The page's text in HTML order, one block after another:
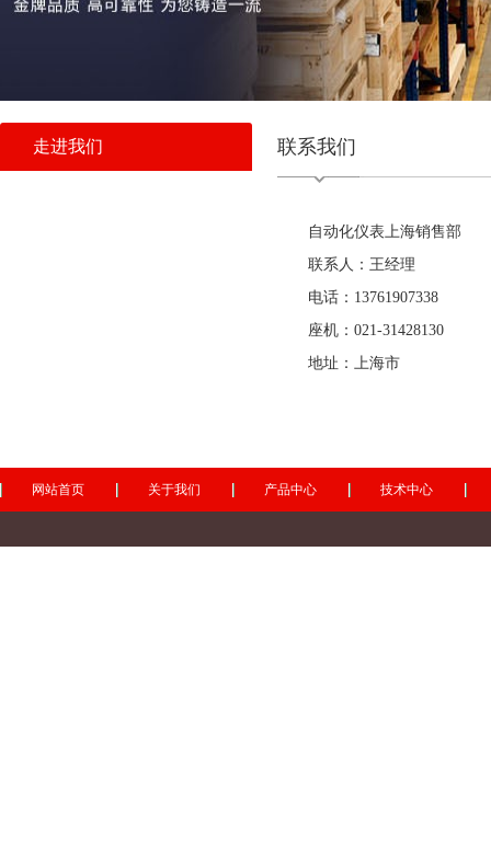
走进我们 联系我们
自动化仪表上海销售部
联系人：王经理
电话：13761907338
座机：021-31428130
地址：上海市
网站首页 关于我们 产品中心 技术中心